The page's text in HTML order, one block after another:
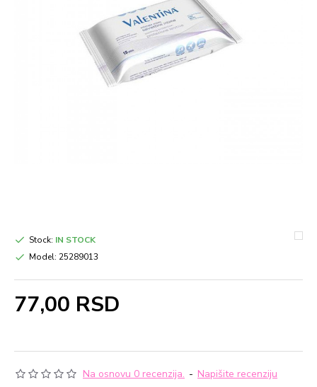
Na osnovu 0 recenzija. - Napišite recenziju
77,00 RSD
Stock: IN STOCK
Model: 25289013